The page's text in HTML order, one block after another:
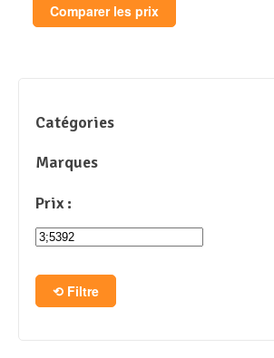
Comparer les prix
Catégories
Marques
Prix :
Filtre